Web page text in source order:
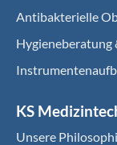
Antibakterielle
Hygieneberatung
KS
Unsere